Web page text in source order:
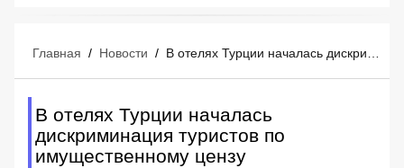
Главная / Новости / В отелях Турции началась дискриминация туристов по имущественному цензу
В отелях Турции началась
дискриминация туристов по
имущественному цензу